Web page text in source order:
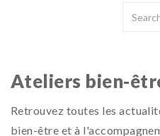
Ateliers bien-
Retrouvez toutes les
bien-être et à